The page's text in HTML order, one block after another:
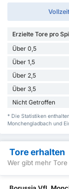
Vollzeit
Erzielte Tore pro
Über 0,5
Über 1,5
Über 2,5
Über 3,5
Nicht Getroffen
* Die Statistiken
Monchengladbach und
Tore erhalten
Wer gibt mehr Tore